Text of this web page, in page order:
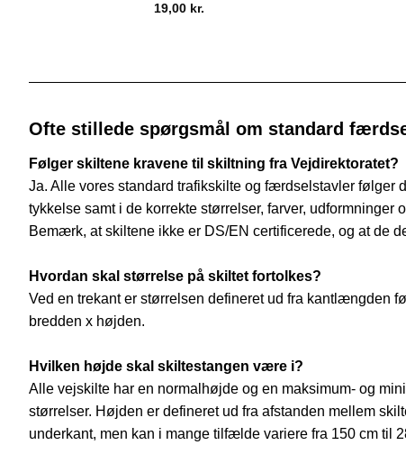
19,00 kr.
Ofte stillede spørgsmål om standard
Følger skiltene kravene til skiltning fra Vejdirektoratet?
Ja. Alle vores standard trafikskilte og færdselstavler følger
tykkelse samt i de korrekte størrelser, farver, udformninger
Bemærk, at skiltene ikke er DS/EN certificerede, og at de
Hvordan skal størrelse på skiltet fortolkes?
Ved en trekant er størrelsen defineret ud fra kantlængden
bredden x højden.
Hvilken højde skal skiltestangen være i?
Alle vejskilte har en normalhøjde og en maksimum- og
størrelser. Højden er defineret ud fra afstanden mellem
underkant, men kan i mange tilfælde variere fra 150 cm til